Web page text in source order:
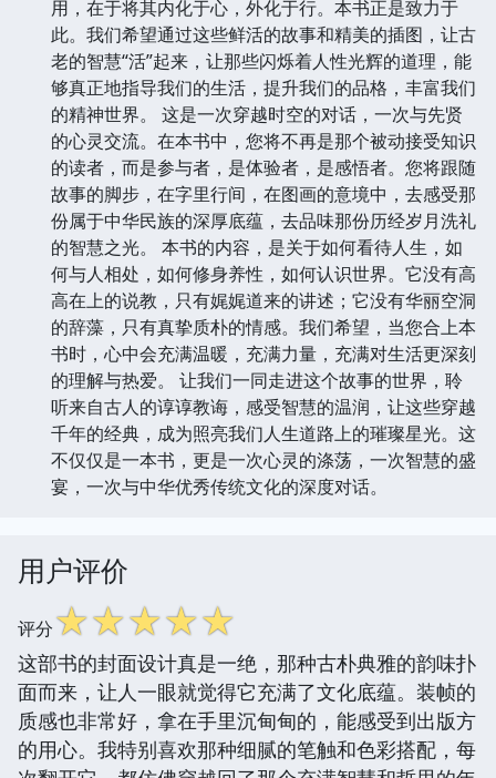
用，在于将其内化于心，外化于行。本书正是致力于
此。我们希望通过这些鲜活的故事和精美的插图，让古
老的智慧“活”起来，让那些闪烁着人性光辉的道理，能
够真正地指导我们的生活，提升我们的品格，丰富我们
的精神世界。 这是一次穿越时空的对话，一次与先贤
的心灵交流。在本书中，您将不再是那个被动接受知识
的读者，而是参与者，是体验者，是感悟者。您将跟随
故事的脚步，在字里行间，在图画的意境中，去感受那
份属于中华民族的深厚底蕴，去品味那份历经岁月洗礼
的智慧之光。 本书的内容，是关于如何看待人生，如
何与人相处，如何修身养性，如何认识世界。它没有高
高在上的说教，只有娓娓道来的讲述；它没有华丽空洞
的辞藻，只有真挚质朴的情感。我们希望，当您合上本
书时，心中会充满温暖，充满力量，充满对生活更深刻
的理解与热爱。 让我们一同走进这个故事的世界，聆
听来自古人的谆谆教诲，感受智慧的温润，让这些穿越
千年的经典，成为照亮我们人生道路上的璀璨星光。这
不仅仅是一本书，更是一次心灵的涤荡，一次智慧的盛
宴，一次与中华优秀传统文化的深度对话。
用户评价
评分☆☆☆☆☆
这部书的封面设计真是一绝，那种古朴典雅的韵味扑
面而来，让人一眼就觉得它充满了文化底蕴。装帧的
质感也非常好，拿在手里沉甸甸的，能感受到出版方
的用心。我特别喜欢那种细腻的笔触和色彩搭配，每